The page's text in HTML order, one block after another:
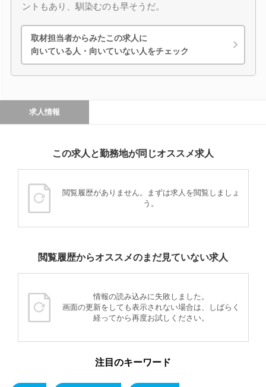
ントもあり、馴染むのも早そうだ。
取材担当者からみたこの求人に
向いている人・向いていない人をチェック
求人情報
この求人と勤務地が同じオススメ求人
閲覧履歴がありません。まずは求人を閲覧しましょ
う。
閲覧履歴からオススメのまだ見ていない求人
情報の読み込みに失敗しました。
画面の更新をしても表示されない場合は、しばらく
経ってから再度お試しください。
注目のキーワード